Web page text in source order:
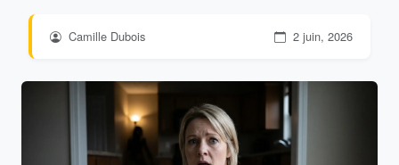
Camille Dubois 2 juin, 2026